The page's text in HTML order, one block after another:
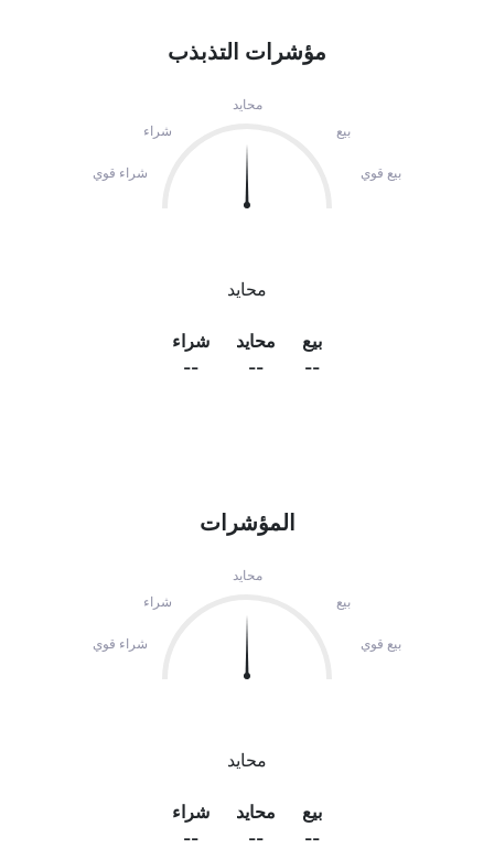
مؤشرات التذبذب
محايد
بيع
شراء
بيع قوي شراء قوي
محايد
بيع
--
محايد
--
شراء
--
المؤشرات
محايد
بيع
شراء
بيع قوي شراء قوي
محايد
بيع
--
محايد
--
شراء
--